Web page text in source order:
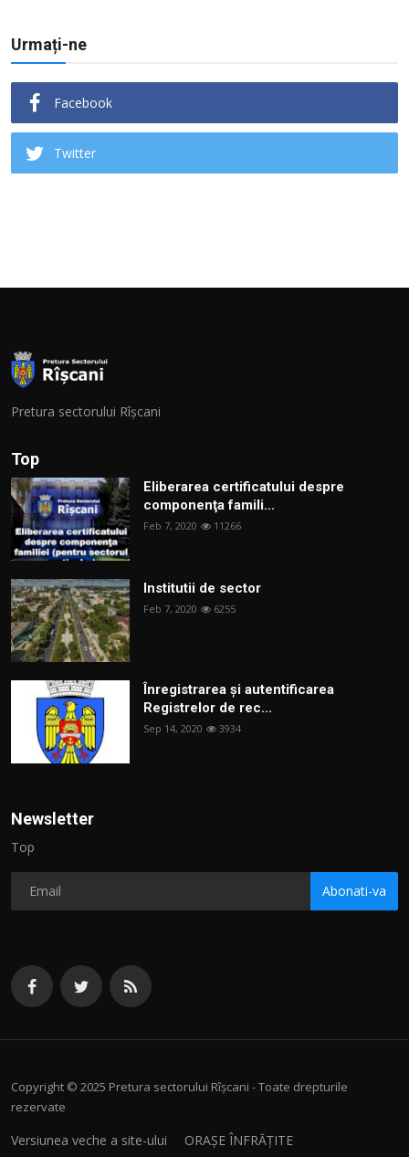
Urmați-ne
Facebook
Twitter
Pretura sectorului Rîșcani
Top
Eliberarea certificatului despre
componenţa famili...
Feb 7, 2020 11266
Institutii de sector
Feb 7, 2020 6255
Înregistrarea și autentificarea
Registrelor de rec...
Sep 14, 2020 3934
Newsletter
Top
Abonati-va
Copyright © 2025 Pretura sectorului Rîșcani - Toate drepturile
rezervate
Versiunea veche a site-ului ORAȘE ÎNFRĂȚITE